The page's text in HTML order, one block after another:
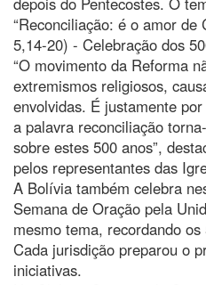
“Reconciliação: é o amor
5,14-20) - Celebração dos
“O movimento da Reforma
extremismos religiosos,
envolvidas. É justamente
a palavra reconciliação
sobre estes 500 anos”,
pelos representantes das
A Bolívia também celebra
Semana de Oração pela
mesmo tema, recordando
Cada jurisdição preparou o
iniciativas.